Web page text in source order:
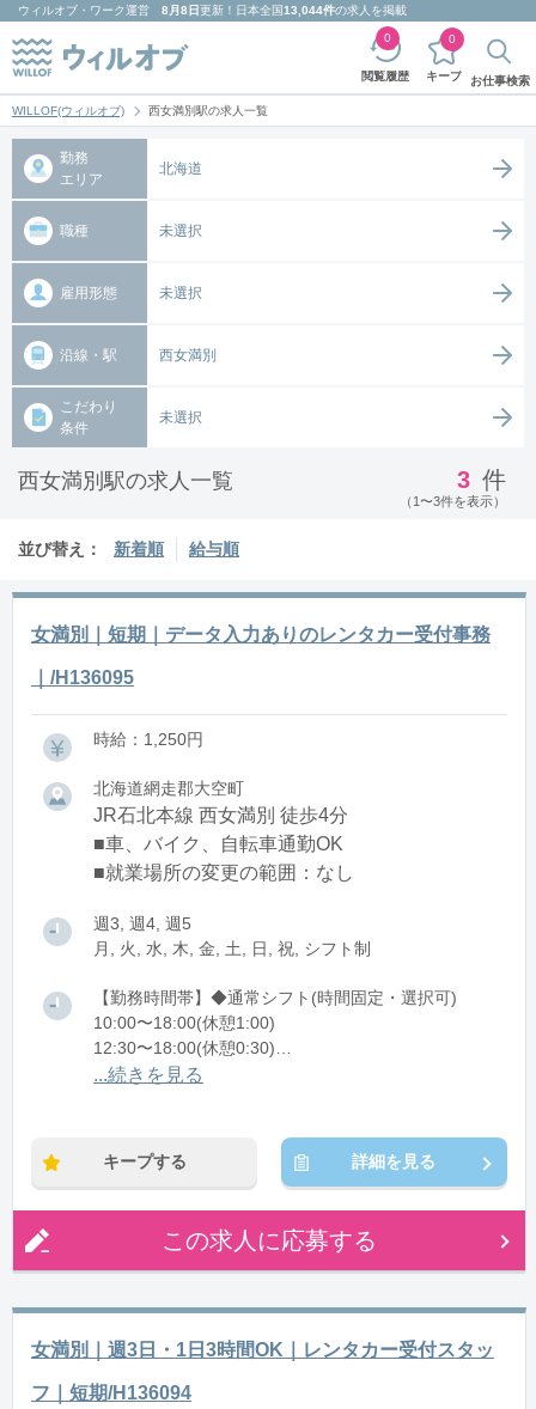
ウィルオブ・ワーク運営 8月8日更新！日本全国13,044件の求人を掲載
閲覧履歴
0
キープ
0
お仕事検索
WILLOF(ウィルオブ) 西女満別駅の求人一覧
勤務
エリア
北海道
職種 未選択
雇用形態 未選択
沿線・駅 西女満別
こだわり
条件
未選択
西女満別駅の求人一覧 3 件
（1〜3件を表示）
並び替え： 新着順 給与順
女満別｜短期｜データ入力ありのレンタカー受付事務
｜/H136095
時給：1,250円
北海道網走郡大空町
JR石北本線 西女満別 徒歩4分
■車、バイク、自転車通勤OK
■就業場所の変更の範囲：なし
週3, 週4, 週5
月, 火, 水, 木, 金, 土, 日, 祝, シフト制
【勤務時間帯】◆通常シフト(時間固定・選択可)
10:00〜18:00(休憩1:00)
12:30〜18:00(休憩0:30)
14:00〜18:00(休憩0:00)
※時短：・週3日や1日3時間勤務ご相談ください！
...続きを見る
キープする 詳細を見る
この求人に応募する
女満別｜週3日・1日3時間OK｜レンタカー受付スタッ
フ｜短期/H136094